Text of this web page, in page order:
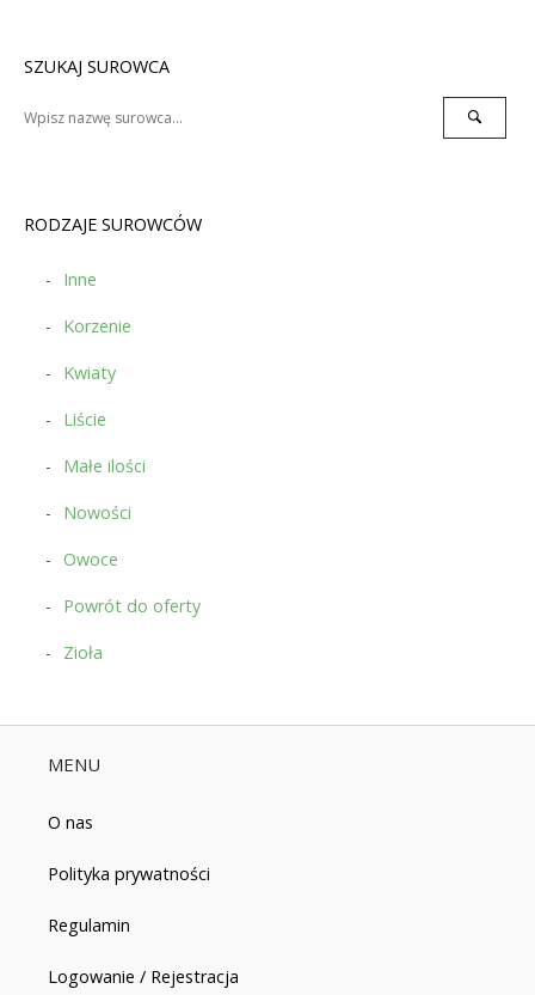
SZUKAJ SUROWCA
Search
RODZAJE SUROWCÓW
Inne
Korzenie
Kwiaty
Liście
Małe ilości
Nowości
Owoce
Powrót do oferty
Zioła
MENU
O nas
Polityka prywatności
Regulamin
Logowanie / Rejestracja